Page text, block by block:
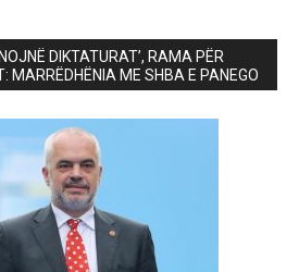
DIKTATURAT’, RAMA PËR
MARRËDHËNIA ME SHBA E PANEGO